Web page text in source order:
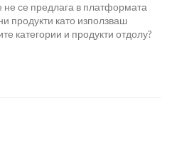
не се предлага в платформата
продукти като използваш
категории и продукти отдолу?